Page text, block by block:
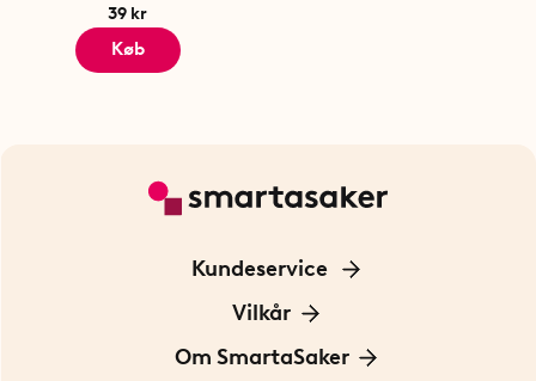
39 kr
Køb
Kundeservice
Kontakt os
Vilkår
Information om cookies
Om SmartaSaker